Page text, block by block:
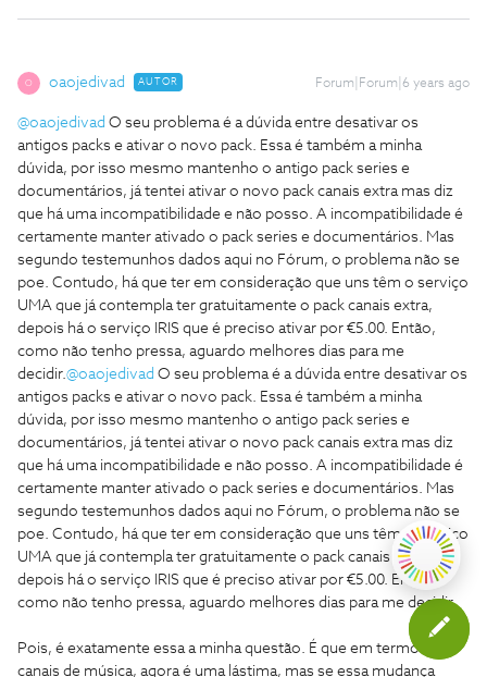
O oaojedivad AUTOR Forum|Forum|6 years ago
@oaojedivad O seu problema é a dúvida entre desativar os
antigos packs e ativar o novo pack. Essa é também a minha
dúvida, por isso mesmo mantenho o antigo pack series e
documentários, já tentei ativar o novo pack canais extra mas diz
que há uma incompatibilidade e não posso. A incompatibilidade é
certamente manter ativado o pack series e documentários. Mas
segundo testemunhos dados aqui no Fórum, o problema não se
poe. Contudo, há que ter em consideração que uns têm o serviço
UMA que já contempla ter gratuitamente o pack canais extra,
depois há o serviço IRIS que é preciso ativar por €5.00. Então,
como não tenho pressa, aguardo melhores dias para me
decidir.@oaojedivad O seu problema é a dúvida entre desativar os
antigos packs e ativar o novo pack. Essa é também a minha
dúvida, por isso mesmo mantenho o antigo pack series e
documentários, já tentei ativar o novo pack canais extra mas diz
que há uma incompatibilidade e não posso. A incompatibilidade é
certamente manter ativado o pack series e documentários. Mas
segundo testemunhos dados aqui no Fórum, o problema não se
poe. Contudo, há que ter em consideração que uns têm o serviço
UMA que já contempla ter gratuitamente o pack canais extra,
depois há o serviço IRIS que é preciso ativar por €5.00. Então,
como não tenho pressa, aguardo melhores dias para me decidir.
Pois, é exatamente essa a minha questão. É que em termos de
canais de música, agora é uma lástima, mas se essa mudança